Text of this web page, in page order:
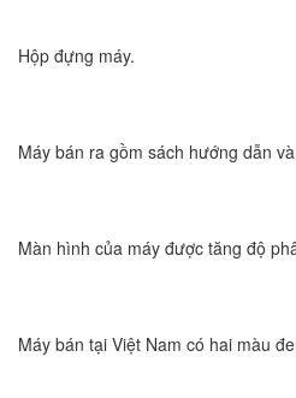
Hộp đựng máy.
Máy bán ra gồm sách hướng dẫn
Màn hình của máy được tăng độ
Máy bán tại Việt Nam có hai màu